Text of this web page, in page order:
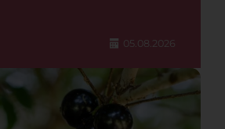
05.08.2026